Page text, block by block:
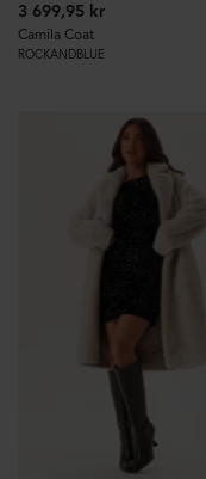
3 699,95 kr
Camila Coat
ROCKANDBLUE